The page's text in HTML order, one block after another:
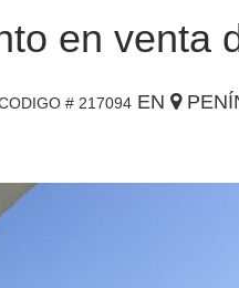
en venta
# 217094 EN